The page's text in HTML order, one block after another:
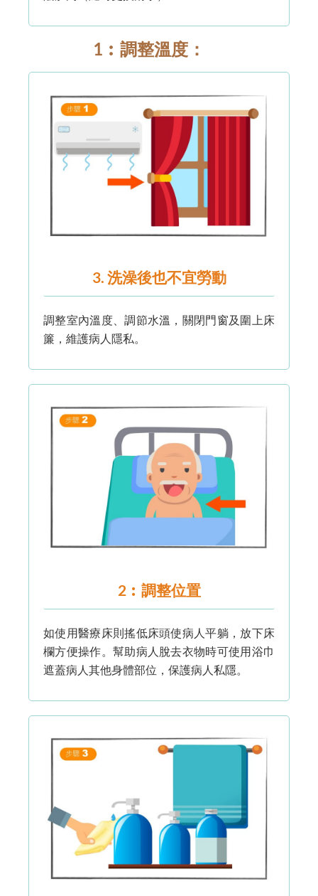
1︰調整溫度：
3. 洗澡後也不宜勞動
調整室內溫度、調節水溫，關閉門窗及圍上床
簾，維護病人隱私。
2︰調整位置
如使用醫療床則搖低床頭使病人平躺，放下床
欄方便操作。幫助病人脫去衣物時可使用浴巾
遮蓋病人其他身體部位，保護病人私隱。